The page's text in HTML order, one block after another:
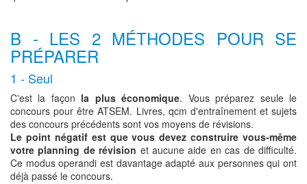
B - LES 2 MÉTHODES POUR SE
PRÉPARER
1 - Seul
C'est la façon la plus économique. Vous préparez seule le
concours pour être ATSEM. Livres, qcm d'entraînement et sujets
des concours précédents sont vos moyens de révisions.
Le point négatif est que vous devez construire vous-même
votre planning de révision et aucune aide en cas de difficulté.
Ce modus operandi est davantage adapté aux personnes qui ont
déjà passé le concours.